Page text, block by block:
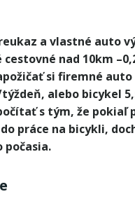
a vlastné auto
cestovné nad 10km
si firemné
alebo bicykel
s tým, že pokiaľ
práce na bicykli,
počasia.